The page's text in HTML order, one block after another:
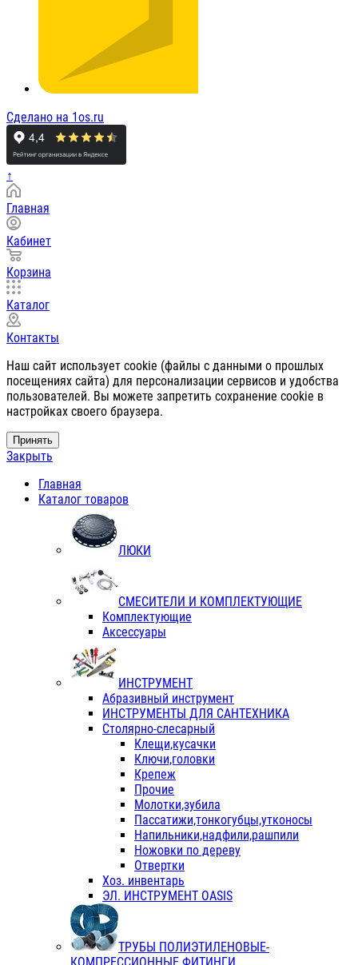
Сделано на 1os.ru
↑
Главная
Кабинет
Корзина
Каталог
Контакты
Наш сайт использует cookie (файлы с данными о прошлых
посещениях сайта) для персонализации сервисов и удобства
пользователей. Вы можете запретить сохранение cookie в
настройках своего браузера.
Принять
Закрыть
Главная
Каталог товаров
ЛЮКИ
СМЕСИТЕЛИ И КОМПЛЕКТУЮЩИЕ
Комплектующие
Аксессуары
ИНСТРУМЕНТ
Абразивный инструмент
ИНСТРУМЕНТЫ ДЛЯ САНТЕХНИКА
Столярно-слесарный
Клещи,кусачки
Ключи,головки
Крепеж
Прочие
Молотки,зубила
Пассатижи,тонкогубцы,утконосы
Напильники,надфили,рашпили
Ножовки по дереву
Отвертки
Хоз. инвентарь
ЭЛ. ИНСТРУМЕНТ OASIS
ТРУБЫ ПОЛИЭТИЛЕНОВЫЕ-